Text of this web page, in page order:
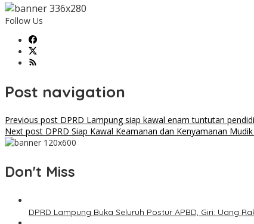
Follow Us
Post navigation
Previous post DPRD Lampung siap kawal enam tuntutan
Next post DPRD Siap Kawal Keamanan dan Kenyamanan
Don't Miss
DPRD Lampung Buka Seluruh Postur APBD, Giri: Uang